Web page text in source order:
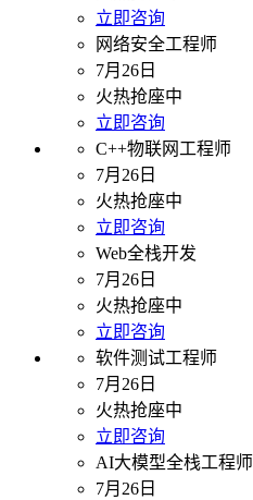
立即咨询
网络安全工程师
7月26日
火热抢座中
立即咨询
C++物联网工程师
7月26日
火热抢座中
立即咨询
Web全栈开发
7月26日
火热抢座中
立即咨询
软件测试工程师
7月26日
火热抢座中
立即咨询
AI大模型全栈工程师
7月26日